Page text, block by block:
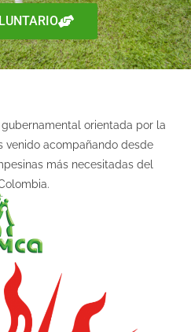
orientada por la
venido acompañando desde
más necesitadas del